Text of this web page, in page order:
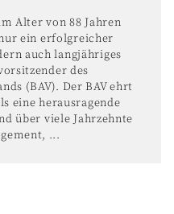
Alter von 88 Jahren
ein erfolgreicher
auch langjähriges
des
(BAV). Der BAV ehrt
eine herausragende
über viele Jahrzehnte
...